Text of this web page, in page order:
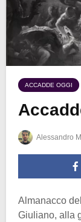
ACCADDE OGGI
Alessandro
Almanacco del
Giuliano, alla